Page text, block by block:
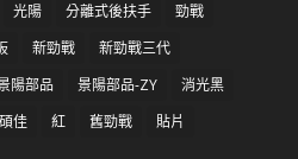
光陽 分離式後扶手
勁戰
新勁戰
新勁戰三代
陽部品 景陽部品-ZY
消光黑
碩佳 紅 舊勁戰
貼片